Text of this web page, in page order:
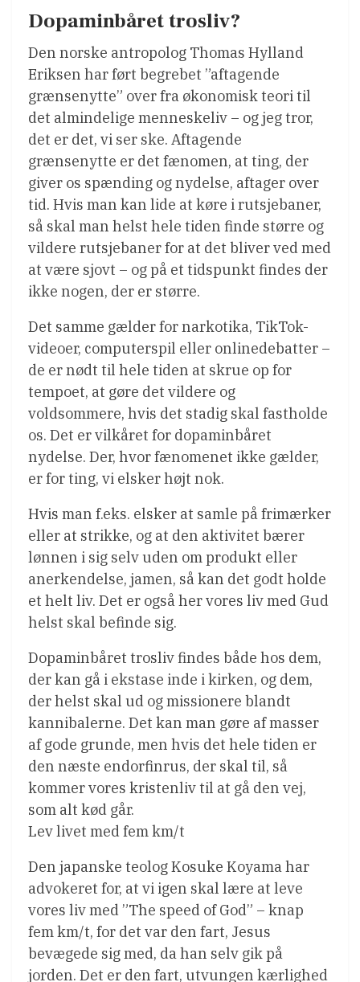
Dopaminbåret trosliv?
Den norske antropolog Thomas Hylland
Eriksen har ført begrebet ”aftagende
grænsenytte” over fra økonomisk teori til
det almindelige menneskeliv – og jeg tror,
det er det, vi ser ske. Aftagende
grænsenytte er det fænomen, at ting, der
giver os spænding og nydelse, aftager over
tid. Hvis man kan lide at køre i rutsjebaner,
så skal man helst hele tiden finde større og
vildere rutsjebaner for at det bliver ved med
at være sjovt – og på et tidspunkt findes der
ikke nogen, der er større.
Det samme gælder for narkotika, TikTok-
videoer, computerspil eller onlinedebatter –
de er nødt til hele tiden at skrue op for
tempoet, at gøre det vildere og
voldsommere, hvis det stadig skal fastholde
os. Det er vilkåret for dopaminbåret
nydelse. Der, hvor fænomenet ikke gælder,
er for ting, vi elsker højt nok.
Hvis man f.eks. elsker at samle på frimærker
eller at strikke, og at den aktivitet bærer
lønnen i sig selv uden om produkt eller
anerkendelse, jamen, så kan det godt holde
et helt liv. Det er også her vores liv med Gud
helst skal befinde sig.
Dopaminbåret trosliv findes både hos dem,
der kan gå i ekstase inde i kirken, og dem,
der helst skal ud og missionere blandt
kannibalerne. Det kan man gøre af masser
af gode grunde, men hvis det hele tiden er
den næste endorfinrus, der skal til, så
kommer vores kristenliv til at gå den vej,
som alt kød går.
Lev livet med fem km/t
Den japanske teolog Kosuke Koyama har
advokeret for, at vi igen skal lære at leve
vores liv med ”The speed of God” – knap
fem km/t, for det var den fart, Jesus
bevægede sig med, da han selv gik på
jorden. Det er den fart, utvungen kærlighed